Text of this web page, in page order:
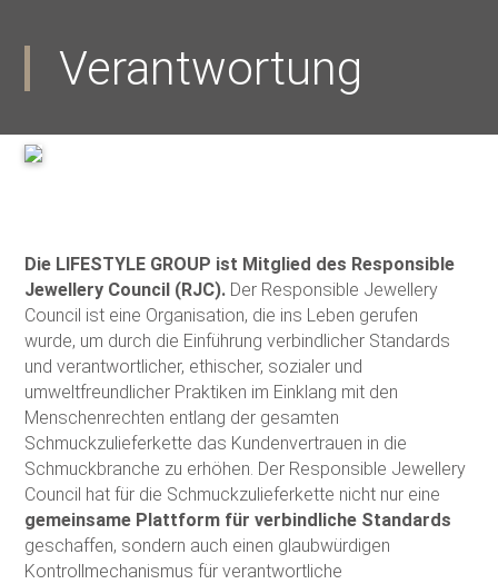
Verantwortung
Die LIFESTYLE GROUP ist Mitglied des Responsible
Jewellery Council (RJC). Der Responsible Jewellery
Council ist eine Organisation, die ins Leben gerufen
wurde, um durch die Einführung verbindlicher Standards
und verantwortlicher, ethischer, sozialer und
umweltfreundlicher Praktiken im Einklang mit den
Menschenrechten entlang der gesamten
Schmuckzulieferkette das Kundenvertrauen in die
Schmuckbranche zu erhöhen. Der Responsible Jewellery
Council hat für die Schmuckzulieferkette nicht nur eine
gemeinsame Plattform für verbindliche Standards
geschaffen, sondern auch einen glaubwürdigen
Kontrollmechanismus für verantwortliche